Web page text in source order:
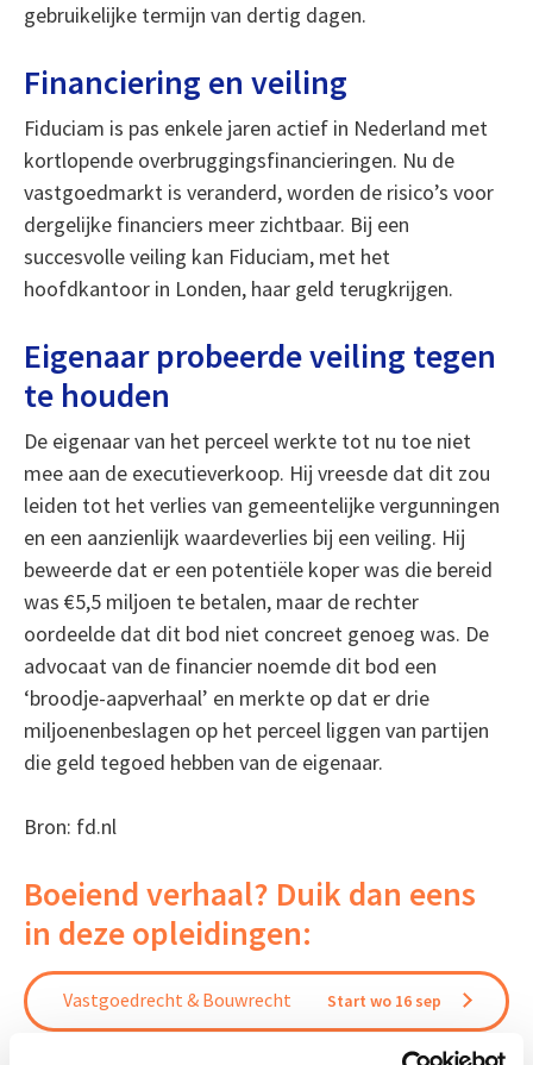
gebruikelijke termijn van dertig dagen.
Financiering en veiling
Fiduciam is pas enkele jaren actief in Nederland met
kortlopende overbruggingsfinancieringen. Nu de
vastgoedmarkt is veranderd, worden de risico’s voor
dergelijke financiers meer zichtbaar. Bij een
succesvolle veiling kan Fiduciam, met het
hoofdkantoor in Londen, haar geld terugkrijgen.
Eigenaar probeerde veiling tegen
te houden
De eigenaar van het perceel werkte tot nu toe niet
mee aan de executieverkoop. Hij vreesde dat dit zou
leiden tot het verlies van gemeentelijke vergunningen
en een aanzienlijk waardeverlies bij een veiling. Hij
beweerde dat er een potentiële koper was die bereid
was €5,5 miljoen te betalen, maar de rechter
oordeelde dat dit bod niet concreet genoeg was. De
advocaat van de financier noemde dit bod een
‘broodje-aapverhaal’ en merkte op dat er drie
miljoenenbeslagen op het perceel liggen van partijen
die geld tegoed hebben van de eigenaar.
Bron: fd.nl
Boeiend verhaal? Duik dan eens
in deze opleidingen:
Vastgoedrecht & Bouwrecht Start wo 16 sep